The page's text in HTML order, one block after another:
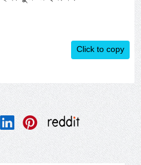
Click to copy